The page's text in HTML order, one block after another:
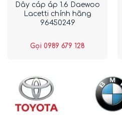
Dây cáp áp 1.6 Daewoo
Lacetti chính hãng
96450249
Gọi 0989 679 128